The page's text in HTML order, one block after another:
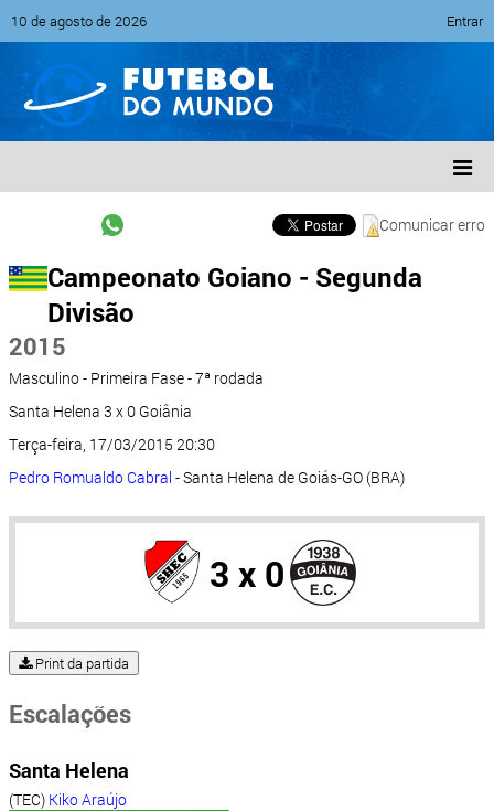
10 de agosto de 2026 Entrar
Comunicar erro
Campeonato Goiano - Segunda
Divisão
2015
Masculino - Primeira Fase - 7ª rodada
Santa Helena 3 x 0 Goiânia
Terça-feira, 17/03/2015 20:30
Pedro Romualdo Cabral - Santa Helena de Goiás-GO (BRA)
3 x 0
Print da partida
Escalações
Santa Helena
(TEC) Kiko Araújo